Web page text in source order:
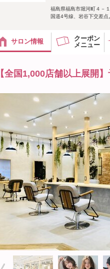
福島県福島市堀河町４－
国道4号線、岩谷下交差
サロン情報
クーポン
メニュー
【全国1,000店舗以上展開